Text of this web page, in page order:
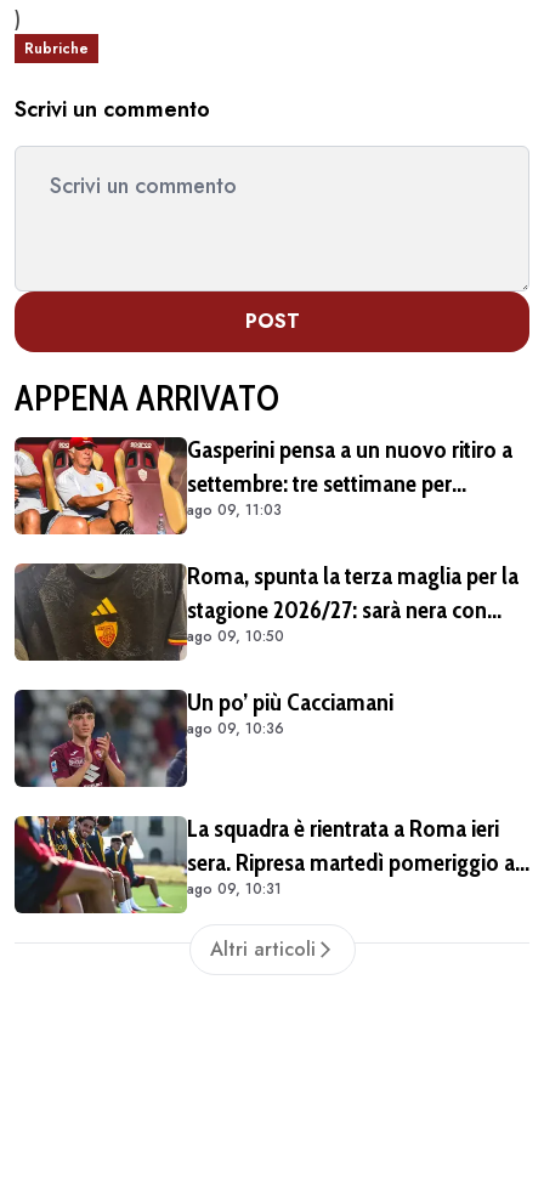
)
Rubriche
Scrivi un commento
POST
APPENA ARRIVATO
Gasperini pensa a un nuovo ritiro a
settembre: tre settimane per
lavorare durante la sosta
ago 09, 11:03
Roma, spunta la terza maglia per la
stagione 2026/27: sarà nera con
dettagli giallorossi
ago 09, 10:50
Un po’ più Cacciamani
ago 09, 10:36
La squadra è rientrata a Roma ieri
sera. Ripresa martedì pomeriggio a
Trigoria
ago 09, 10:31
Altri articoli